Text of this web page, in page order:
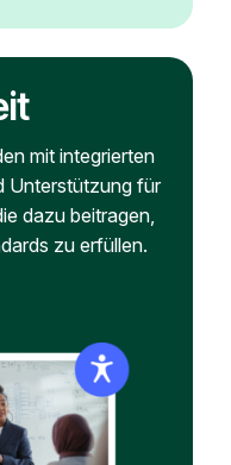
mit integrierten
Unterstützung für
dazu beitragen,
zu erfüllen.